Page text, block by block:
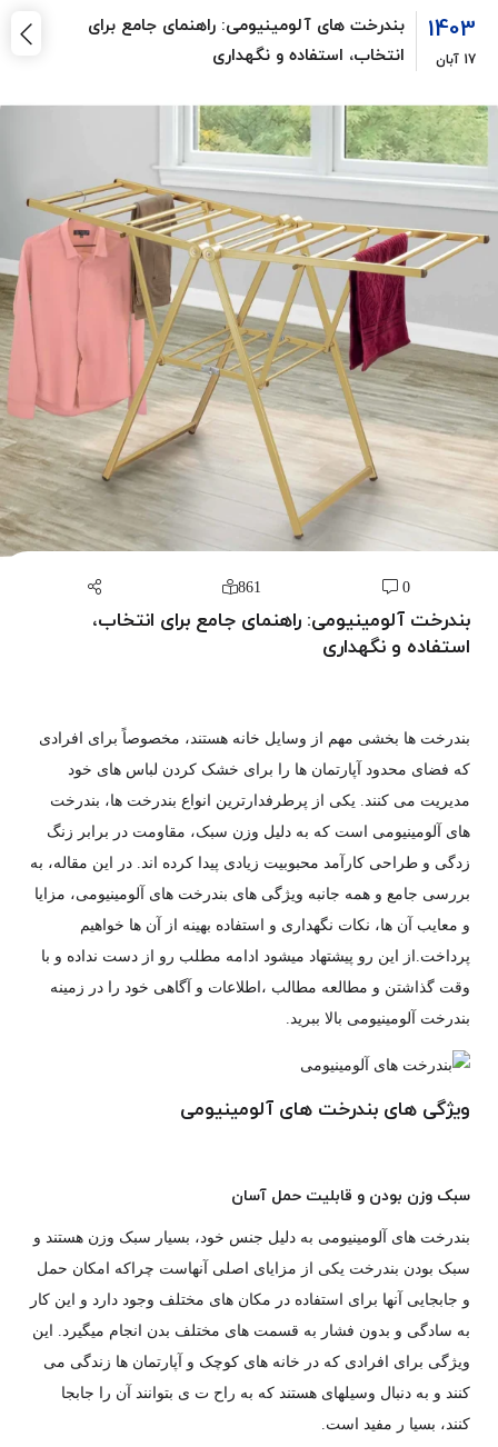
1403
17 آبان
بندرخت های آلومینیومی: راهنمای جامع برای
انتخاب، استفاده و نگهداری
0
861
بندرخت آلومینیومی: راهنمای جامع برای انتخاب،
استفاده و نگهداری
بندرخت ها بخشی مهم از وسایل خانه هستند، مخصوصاً برای افرادی
که فضای محدود آپارتمان ها را برای خشک کردن لباس های خود
مدیریت می کنند. یکی از پرطرفدارترین انواع بندرخت ها، بندرخت
های آلومینیومی است که به دلیل وزن سبک، مقاومت در برابر زنگ
زدگی و طراحی کارآمد محبوبیت زیادی پیدا کرده اند. در این مقاله، به
بررسی جامع و همه جانبه ویژگی های بندرخت های آلومینیومی، مزایا
و معایب آن ها، نکات نگهداری و استفاده بهینه از آن ها خواهیم
پرداخت.از این رو پیشتهاد میشود ادامه مطلب رو از دست نداده و با
وقت گذاشتن و مطالعه مطالب ،اطلاعات و آگاهی خود را در زمینه
بندرخت آلومینیومی بالا ببرید.
ویژگی های بندرخت های آلومینیومی
سبک وزن بودن و قابلیت حمل آسان
بندرخت های آلومینیومی به دلیل جنس خود، بسیار سبک وزن هستند و
سبک بودن بندرخت یکی از مزایای اصلی آنهاست چراکه امکان حمل
و جابجایی آنها برای استفاده در مکان های مختلف وجود دارد و این کار
به سادگی و بدون فشار به قسمت های مختلف بدن انجام میگیرد. این
ویژگی برای افرادی که در خانه های کوچک و آپارتمان ها زندگی می
کنند و به دنبال وسیلهای هستند که به راح ت ی بتوانند آن را جابجا
کنند، بسیا ر مفید است.